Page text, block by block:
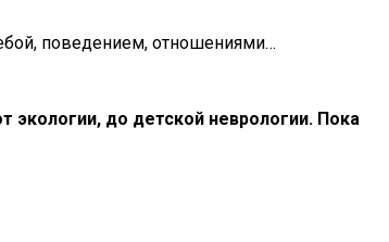
поведением, отношениями…
экологии, до детской неврологии. Пока